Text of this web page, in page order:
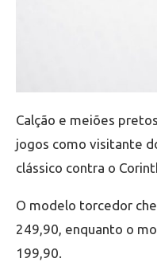
Calção e meiões
jogos como visitante
clássico contra o
O modelo torcedor
249,90, enquanto o
199,90.